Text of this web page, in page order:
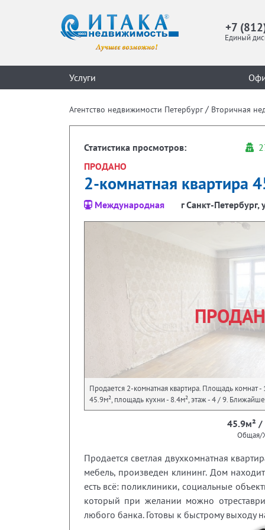
+7
Единый
Услуги
Агентство недвижимости Петербург / Вторичная
Статистика просмотров:
ПРОДАНО
2-комнатная квартира
Международная г Санкт-Петербург,
Продается 2-комнатная квартира. Площадь комнат
45.9м², площадь кухни - 8.4м², этаж - 4 / 9.
45.9м² /
Общая/
Продается светлая двухкомнатная
мебель, произведен клининг. Дом
есть всё: поликлиники, социальные
который при желании можно
любого банка. Готовы к быстрому выходу